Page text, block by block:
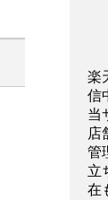
楽
信
当
店
管
立
在